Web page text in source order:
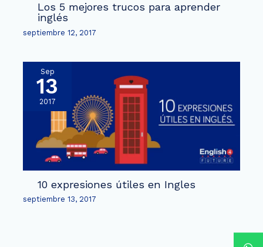
Los 5 mejores trucos para aprender
inglés
septiembre 12, 2017
Sep
13
2017
10 expresiones útiles en Ingles
septiembre 13, 2017